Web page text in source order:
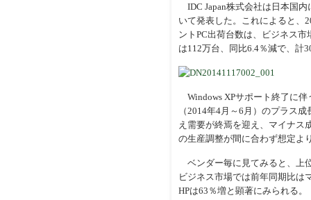
IDC Japan株式会社は日本国
いて発表した。これによると、
ントPC出荷台数は、ビジネス
は112万台、同比6.4％減で、計
Windows XPサポート終了に伴
（2014年4月～6月）のプラス
え需要が終焉を迎え、マイナス
の生産調整が間に合わず想定よ
ベンダー毎に見てみると、上
ビジネス市場では前年同期比は
HPは63％増と顕著にみられる。